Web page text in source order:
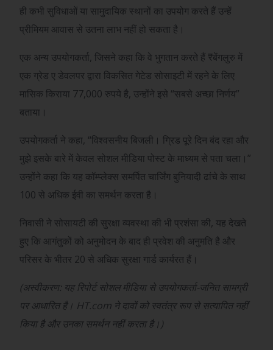
ही कभी सुविधाओं या सामुदायिक स्थानों का उपयोग करते हैं उन्हें
प्रीमियम आवास से उतना लाभ नहीं हो सकता है।
एक अन्य उपयोगकर्ता, जिसने कहा कि वे भुगतान करते हैं₹बेंगलुरु में
एक ग्रेड ए डेवलपर द्वारा विकसित गेटेड सोसाइटी में रहने के लिए
मासिक किराया 77,000 रुपये है, उन्होंने इसे “सबसे अच्छा निर्णय”
बताया।
उपयोगकर्ता ने कहा, “विश्वसनीय बिजली। ग्रिड पूरे दिन बंद रहा और
मुझे इसके बारे में केवल सोशल मीडिया पोस्ट के माध्यम से पता चला।”
उन्होंने कहा कि यह कॉम्प्लेक्स समर्पित चार्जिंग बुनियादी ढांचे के साथ
100 से अधिक ईवी का समर्थन करता है।
निवासी ने सोसायटी की सुरक्षा व्यवस्था की भी प्रशंसा की, यह देखते
हुए कि आगंतुकों को अनुमोदन के बाद ही प्रवेश की अनुमति है और
परिसर के भीतर 20 से अधिक सुरक्षा गार्ड कार्यरत हैं।
(अस्वीकरण: यह रिपोर्ट सोशल मीडिया से उपयोगकर्ता-जनित सामग्री
पर आधारित है। HT.com ने दावों को स्वतंत्र रूप से सत्यापित नहीं
किया है और उनका समर्थन नहीं करता है।)